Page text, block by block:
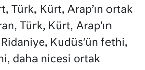
Türk, Kürt, Arap’ın ortak
Türk, Kürt, Arap’ın
Kudüs’ün fethi,
daha nicesi ortak